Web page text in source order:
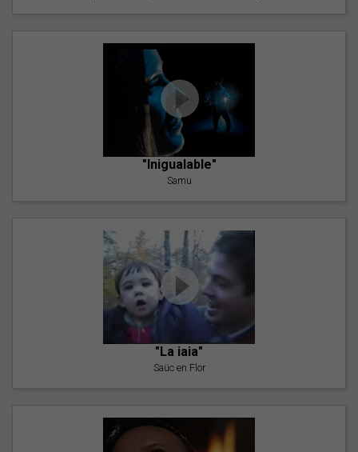
"Inigualable"
Samu
"La iaia"
Saüc en Flor